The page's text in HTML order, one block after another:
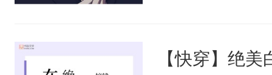
来，给老公
【快穿】绝